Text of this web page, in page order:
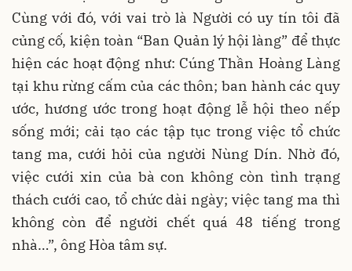
Cùng với đó, với vai trò là Người có uy tín tôi đã
củng cố, kiện toàn “Ban Quản lý hội làng” để thực
hiện các hoạt động như: Cúng Thần Hoàng Làng
tại khu rừng cấm của các thôn; ban hành các quy
ước, hương ước trong hoạt động lễ hội theo nếp
sống mới; cải tạo các tập tục trong việc tổ chức
tang ma, cưới hỏi của người Nùng Dín. Nhờ đó,
việc cưới xin của bà con không còn tình trạng
thách cưới cao, tổ chức dài ngày; việc tang ma thì
không còn để người chết quá 48 tiếng trong
nhà…”, ông Hòa tâm sự.